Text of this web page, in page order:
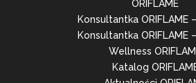
ORIFLAME
Konsultantka ORIFLAME
Konsultantka ORIFLAME
Wellness
Katalog